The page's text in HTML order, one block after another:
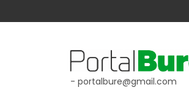
- portalbure@gmail.com